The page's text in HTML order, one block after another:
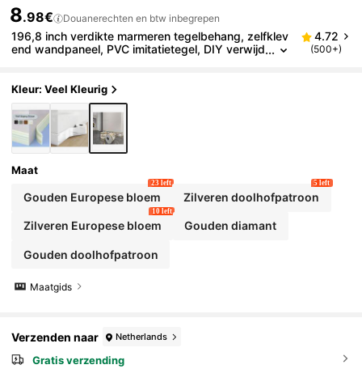
8.98€ Douanerechten en btw inbegrepen
196,8 inch verdikte marmeren tegelbehang, zelfklev
end wandpaneel, PVC imitatietegel, DIY verwijd
4.72
(500+)
Kleur: Veel Kleurig
Maat
Gouden Europese bloem
23 left
Zilveren doolhofpatroon
5 left
Zilveren Europese bloem
10 left
Gouden diamant
Gouden doolhofpatroon
Maatgids
Verzenden naar Netherlands
Gratis verzending